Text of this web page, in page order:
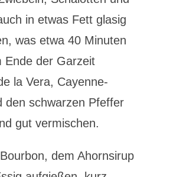
in etwas Fett glasig
was etwa 40 Minuten
Ende der Garzeit
la Vera, Cayenne-
den schwarzen Pfeffer
gut vermischen.
dem Ahornsirup